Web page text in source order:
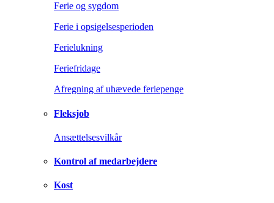
Ferie og sygdom
Ferie i opsigelsesperioden
Ferielukning
Feriefridage
Afregning af uhævede feriepenge
Fleksjob
Ansættelsesvilkår
Kontrol af medarbejdere
Kost